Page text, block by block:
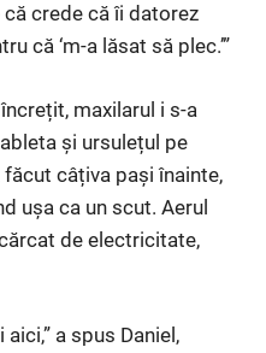
că crede că îi datorez
că ‘m-a lăsat să plec.’”
maxilarul i s-a
și ursulețul pe
câțiva pași înainte,
ușa ca un scut. Aerul
de electricitate,
a spus Daniel,